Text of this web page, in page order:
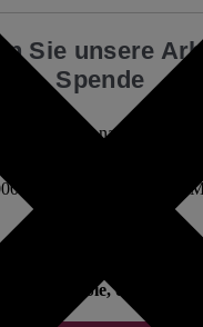
Sie unsere
Spende
juristische Analysen frei
sie am
Beiträge. Mehr als fünf
Open Access.
zählen auf Sie, damit es so